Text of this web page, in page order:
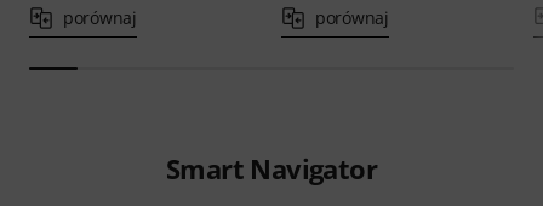
porównaj porównaj
Smart Navigator